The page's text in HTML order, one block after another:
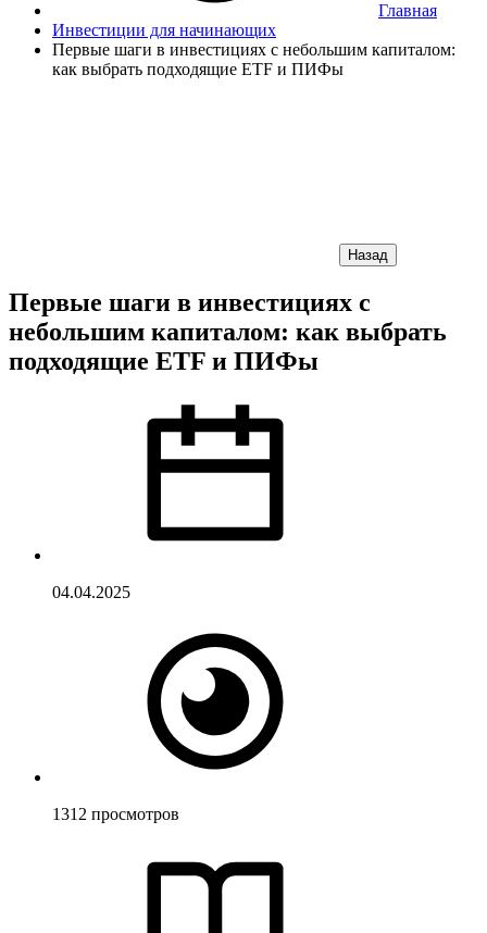
Главная
Инвестиции для начинающих
Первые шаги в инвестициях с небольшим капиталом:
как выбрать подходящие ETF и ПИФы
Назад
Первые шаги в инвестициях с
небольшим капиталом: как выбрать
подходящие ETF и ПИФы
04.04.2025
1312 просмотров